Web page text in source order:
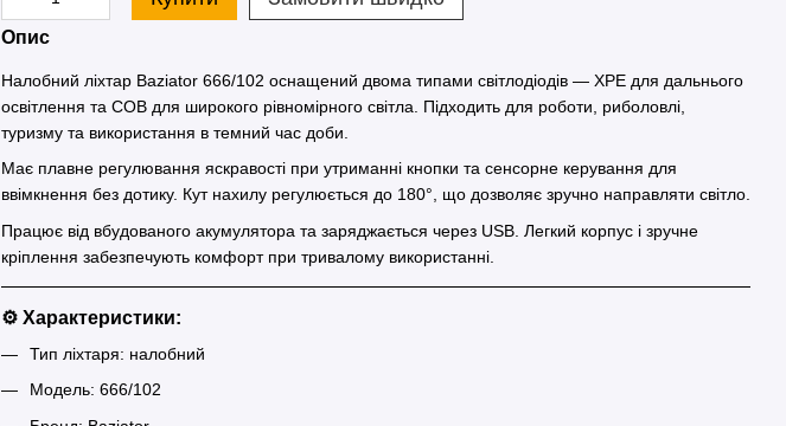
Опис
Налобний ліхтар Baziator 666/102 оснащений двома типами світлодіодів — XPE для дальнього
освітлення та COB для широкого рівномірного світла. Підходить для роботи, риболовлі,
туризму та використання в темний час доби.
Має плавне регулювання яскравості при утриманні кнопки та сенсорне керування для
ввімкнення без дотику. Кут нахилу регулюється до 180°, що дозволяє зручно направляти світло.
Працює від вбудованого акумулятора та заряджається через USB. Легкий корпус і зручне
кріплення забезпечують комфорт при тривалому використанні.
⚙️ Характеристики:
Тип ліхтаря: налобний
Модель: 666/102